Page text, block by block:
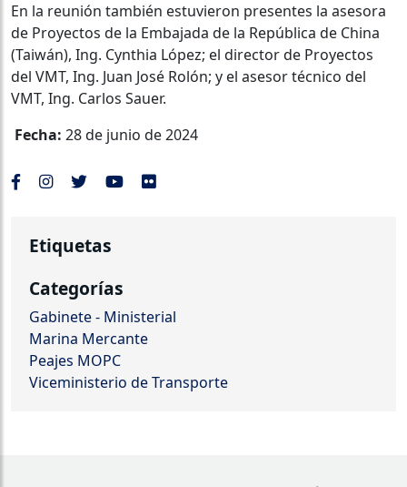
En la reunión también estuvieron presentes la asesora
de Proyectos de la Embajada de la República de China
(Taiwán), Ing. Cynthia López; el director de Proyectos
del VMT, Ing. Juan José Rolón; y el asesor técnico del
VMT, Ing. Carlos Sauer.
Fecha: 28 de junio de 2024
Etiquetas
Categorías
Gabinete - Ministerial
Marina Mercante
Peajes MOPC
Viceministerio de Transporte